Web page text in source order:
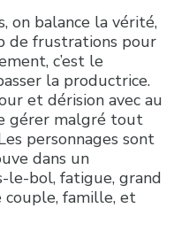
on balance la vérité,
de frustrations pour
c’est le
la productrice.
et dérision avec au
gérer malgré tout
personnages sont
dans un
le-bol, fatigue, grand
famille, et